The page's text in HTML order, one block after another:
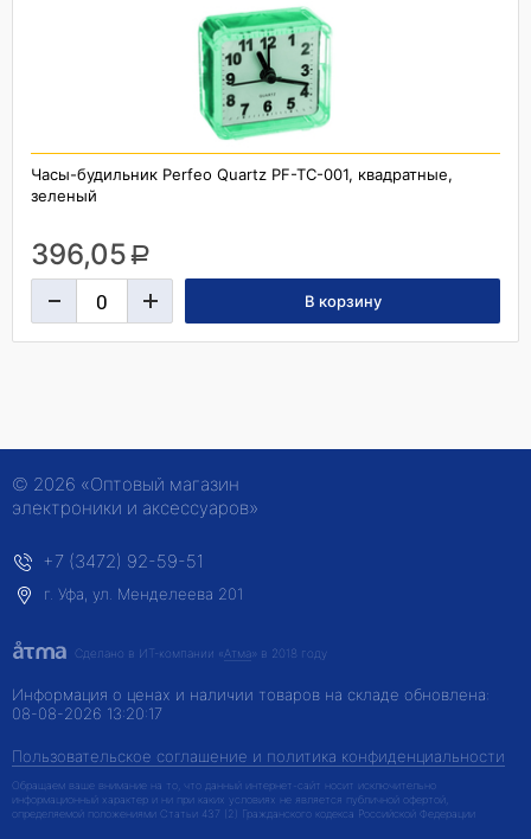
Часы-будильник Perfeo Quartz PF-TC-001, квадратные,
зеленый
396,05 a
© 2026 «Оптовый магазин
электроники и аксессуаров»
+7 (3472) 92-59-51
г. Уфа, ул. Менделеева 201
Сделано в ИТ-компании «Атма» в 2018 году
Информация о ценах и наличии товаров на складе обновлена:
08-08-2026 13:20:17
Пользовательское соглашение и политика конфиденциальности
Обращаем ваше внимание на то, что данный интернет-сайт носит исключительно
информационный характер и ни при каких условиях не является публичной офертой,
определяемой положениями Статьи 437 (2) Гражданского кодекса Российской Федерации